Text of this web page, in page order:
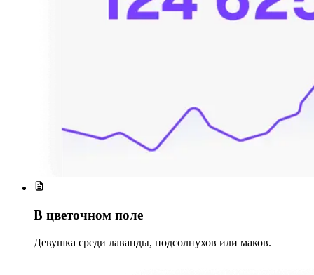
В цветочном поле
Девушка среди лаванды, подсолнухов или маков.